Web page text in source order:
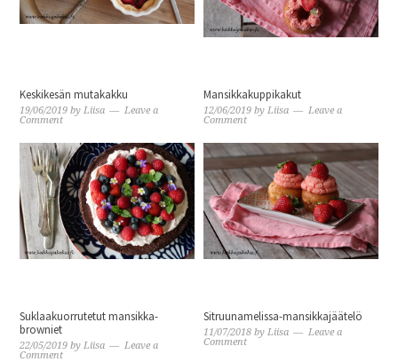
Keskikesän mutakakku
19/06/2019 byLiisa
Leave a
Comment
Mansikkakuppikakut
12/06/2019 byLiisa
Leave a
Comment
Suklaakuorrutetut mansikka-
browniet
22/05/2019 byLiisa
Leave a
Comment
Sitruunamelissa-mansikkajäätelö
11/07/2018 byLiisa
Leave a
Comment